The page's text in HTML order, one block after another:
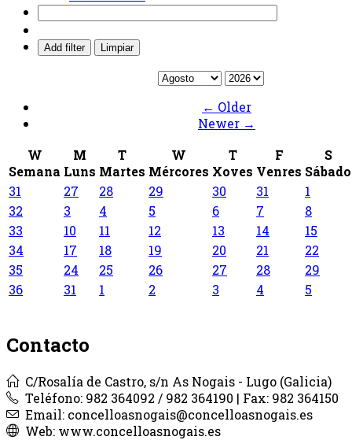
Add filter Limpiar
← Older
Newer →
W
Semana
M
Luns
T
Martes
W
Mércores
T
Xoves
F
Venres
S
Sábado
31
27 28 29 30 31
1
32
3 4 5 6 7
8
33
10 11 12 13 14
15
34
17 18 19 20 21
22
35
24 25 26 27 28
29
36
31 1 2 3 4 5
Contacto
C/Rosalía de Castro, s/n As Nogais - Lugo (Galicia)
Teléfono: 982 364092 / 982 364190 | Fax: 982 364150
Email: concelloasnogais@concelloasnogais.es
Web: www.concelloasnogais.es